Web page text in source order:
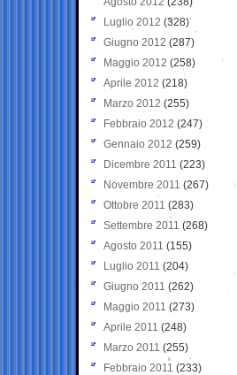
Luglio 2012 (328)
Giugno 2012 (287)
Maggio 2012 (258)
Aprile 2012 (218)
Marzo 2012 (255)
Febbraio 2012 (247)
Gennaio 2012 (259)
Dicembre 2011 (223)
Novembre 2011 (267)
Ottobre 2011 (283)
Settembre 2011 (268)
Agosto 2011 (155)
Luglio 2011 (204)
Giugno 2011 (262)
Maggio 2011 (273)
Aprile 2011 (248)
Marzo 2011 (255)
Febbraio 2011 (233)